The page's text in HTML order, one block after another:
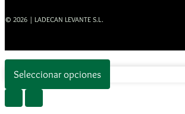
© 2026 | LADECAN LEVANTE S.L.
Seleccionar opciones